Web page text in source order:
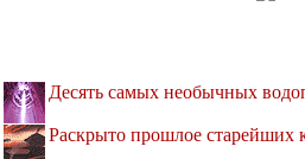
Десять самых необычных
Раскрыто прошлое старейших